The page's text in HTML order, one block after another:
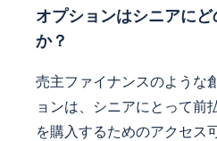
オプションはシニアに
か？
売主ファイナンスのような
ョンは、シニアにとって前
を購入するためのアクセス